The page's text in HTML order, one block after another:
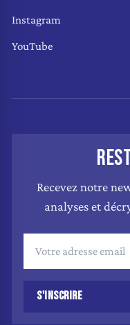
Instagram
YouTube
Recevez notre
analyses et
S'INSCRIRE